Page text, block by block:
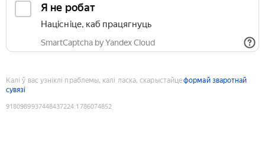
Я не робат
Націсніце, каб працягнуць
SmartCaptcha by Yandex Cloud
Калі ў вас узніклі праблемы, калі ласка, скарыстайцеформай зваротнай
сувязі
9180989937448437224:1786074852